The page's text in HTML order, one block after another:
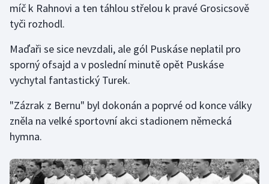
míč k Rahnovi a ten táhlou střelou k pravé Grosicsově
tyči rozhodl.
Maďaři se sice nevzdali, ale gól Puskáse neplatil pro
sporný ofsajd a v poslední minutě opět Puskáse
vychytal fantastický Turek.
"Zázrak z Bernu" byl dokonán a poprvé od konce války
zněla na velké sportovní akci stadionem německá
hymna.